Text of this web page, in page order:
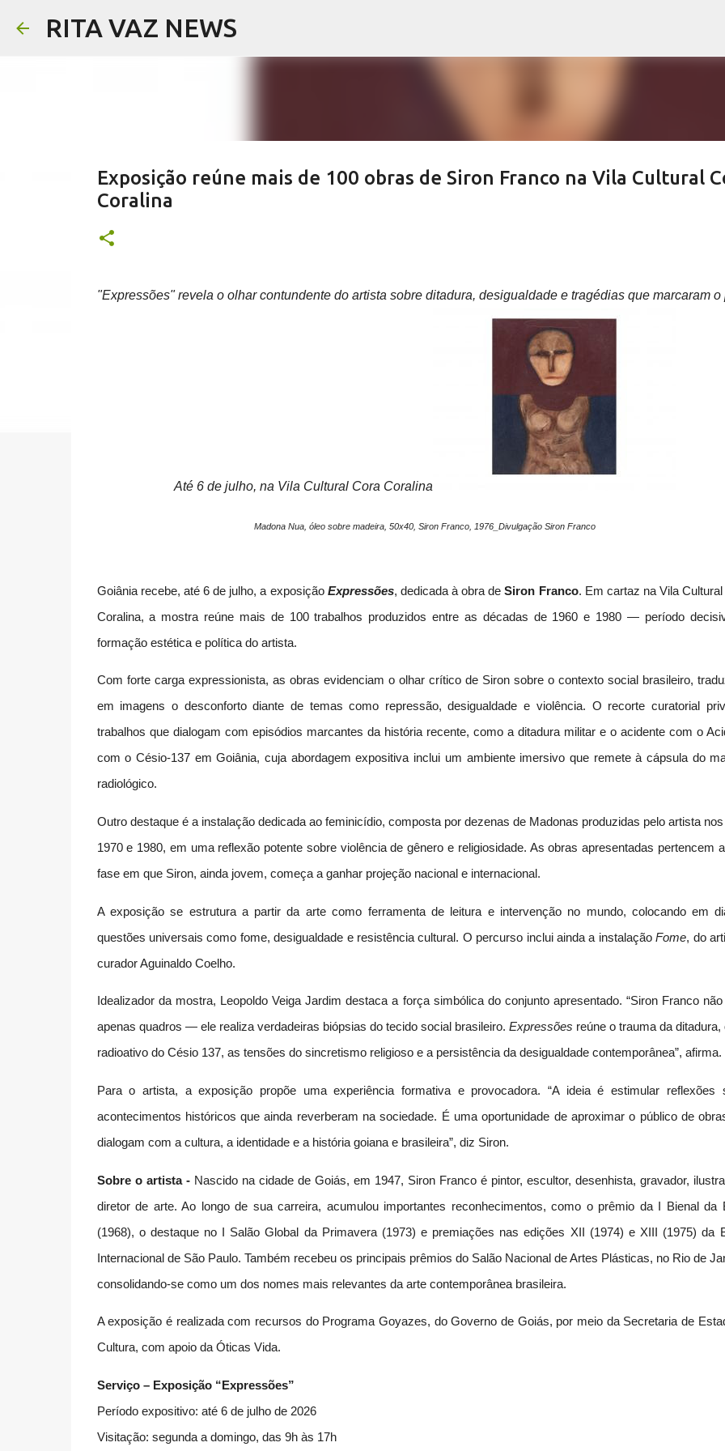
RITA VAZ NEWS
Exposição reúne mais de 100 obras de Siron Franco na Vila Cultural
Coralina
"Expressões" revela o olhar contundente do artista sobre ditadura, desigualdade e tragédias que marcaram o
Até 6 de julho, na Vila Cultural Cora Coralina
Madona Nua, óleo sobre madeira, 50x40, Siron Franco, 1976_Divulgação Siron Franco
Goiânia recebe, até 6 de julho, a exposição Expressões, dedicada à obra deSiron Franco. Em cartaz na Vila
Coralina, a mostra reúne mais de 100 trabalhos produzidos entre as décadas de 1960 e 1980 — período
formação estética e política do artista.
Com forte carga expressionista, as obras evidenciam o olhar crítico de Siron sobre o contexto social brasileiro,
em imagens o desconforto diante de temas como repressão, desigualdade e violência. O recorte curatorial
trabalhos que dialogam com episódios marcantes da história recente, como a ditadura militar e o acidente com o
com o Césio-137 em Goiânia, cuja abordagem expositiva inclui um ambiente imersivo que remete à cápsula do
radiológico.
Outro destaque é a instalação dedicada ao feminicídio, composta por dezenas de Madonas produzidas pelo artista
1970 e 1980, em uma reflexão potente sobre violência de gênero e religiosidade. As obras apresentadas pertencem
fase em que Siron, ainda jovem, começa a ganhar projeção nacional e internacional.
A exposição se estrutura a partir da arte como ferramenta de leitura e intervenção no mundo, colocando em
questões universais como fome, desigualdade e resistência cultural. O percurso inclui ainda a instalaçãoFome, do
curador Aguinaldo Coelho.
Idealizador da mostra, Leopoldo Veiga Jardim destaca a força simbólica do conjunto apresentado. “Siron Franco
apenas quadros — ele realiza verdadeiras biópsias do tecido social brasileiro. Expressões reúne o trauma da ditadura,
radioativo do Césio 137, as tensões do sincretismo religioso e a persistência da desigualdade contemporânea”, afirma.
Para o artista, a exposição propõe uma experiência formativa e provocadora. “A ideia é estimular reflexões
acontecimentos históricos que ainda reverberam na sociedade. É uma oportunidade de aproximar o público de
dialogam com a cultura, a identidade e a história goiana e brasileira”, diz Siron.
Sobre o artista - Nascido na cidade de Goiás, em 1947, Siron Franco é pintor, escultor, desenhista, gravador,
diretor de arte. Ao longo de sua carreira, acumulou importantes reconhecimentos, como o prêmio da I Bienal da
(1968), o destaque no I Salão Global da Primavera (1973) e premiações nas edições XII (1974) e XIII (1975) da
Internacional de São Paulo. Também recebeu os principais prêmios do Salão Nacional de Artes Plásticas, no Rio de
consolidando-se como um dos nomes mais relevantes da arte contemporânea brasileira.
A exposição é realizada com recursos do Programa Goyazes, do Governo de Goiás, por meio da Secretaria de
Cultura, com apoio da Óticas Vida.
Serviço – Exposição “Expressões”
Período expositivo: até 6 de julho de 2026
Visitação: segunda a domingo, das 9h às 17h